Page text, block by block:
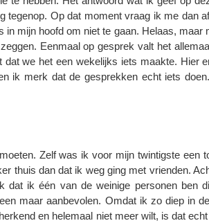
Op dat moment vraag ik me dan
mijn hoofd om niet te gaan. Helaas,
Eenmaal op gesprek valt het
we het een wekelijks iets maakte. Hier
ik merk dat de gesprekken echt iets
Zelf was ik voor mijn twintigste een
thuis dan dat ik weg ging met vrienden.
ik één van de weinige personen ben
maar aanbevolen. Omdat ik zo diep in
en helemaal niet meer wilt, is dat